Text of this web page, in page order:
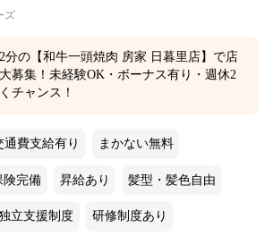
ズ
分の【和牛一頭焼肉 房家 日暮里店】で店
募集！未経験OK・ボーナス有り・週休2
チャンス！
通費支給有り まかない無料
険完備 昇給あり 髪型・髪色自由
立支援制度 研修制度あり